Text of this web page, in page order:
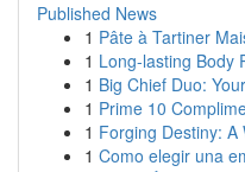
Published News
1 Pâte à Tartiner
1 Long-lasting Body
1 Big Chief Duo:
1 Prime 10
1 Forging Destiny:
1 Como elegir una